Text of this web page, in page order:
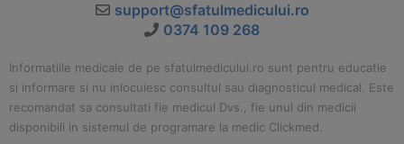
support@sfatulmedicului.ro
0374 109 268
Informatiile medicale de pe sfatulmedicului.ro sunt pentru educatie
si informare si nu inlocuiesc consultul sau diagnosticul medical. Este
recomandat sa consultati fie medicul Dvs., fie unul din medicii
disponibili in sistemul de programare la medic Clickmed.